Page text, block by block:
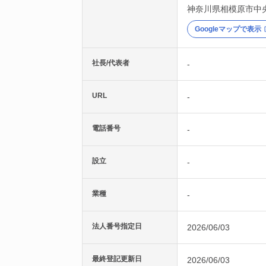
神奈川県相模原市中
Googleマップで表示
社長/代表者 -
URL -
電話番号 -
設立 -
業種 -
法人番号指定日 2026/06/03
最終登記更新日 2026/06/03